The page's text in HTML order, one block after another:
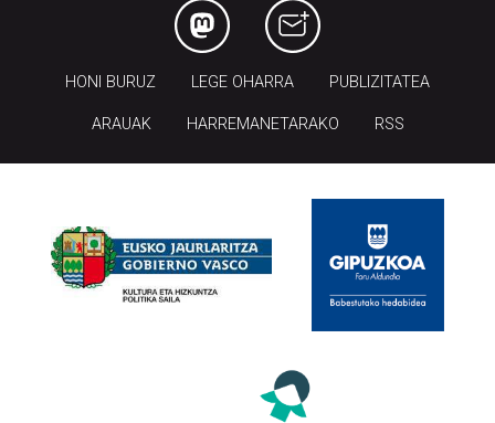
HONI BURUZ LEGE OHARRA PUBLIZITATEA
ARAUAK HARREMANETARAKO RSS